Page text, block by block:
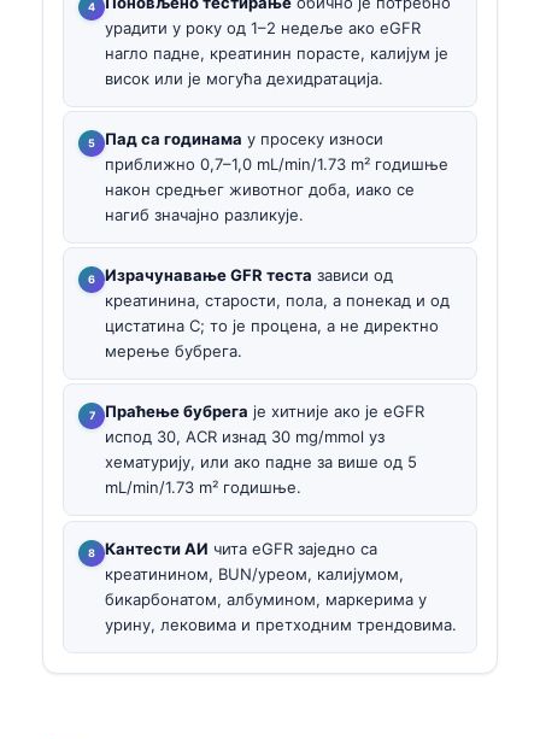
урадити у року од 1–2 недеље ако eGFR
нагло падне, креатинин порасте, калијум је
висок или је могућа дехидратација.
Пад са годинама у просеку износи
приближно 0,7–1,0 mL/min/1.73 m² годишње
након средњег животног доба, иако се
нагиб значајно разликује.
Израчунавање GFR теста зависи од
креатинина, старости, пола, а понекад и од
цистатина C; то је процена, а не директно
мерење бубрега.
Праћење бубрега је хитније ако је eGFR
испод 30, ACR изнад 30 mg/mmol уз
хематурију, или ако падне за више од 5
mL/min/1.73 m² годишње.
Кантести АИ чита eGFR заједно са
креатинином, BUN/уреом, калијумом,
бикарбонатом, албумином, маркерима у
урину, лековима и претходним трендовима.